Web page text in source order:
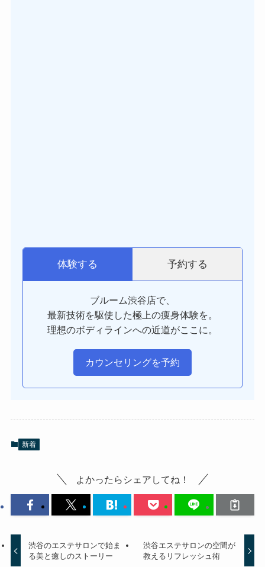
体験する 予約する
ブルーム渋谷店で、
最新技術を駆使した極上の痩身体験を。
理想のボディラインへの近道がここに。
カウンセリングを予約
新着
よかったらシェアしてね！
渋谷のエステサロンで始ま
る美と癒しのストーリー
渋谷エステサロンの空間が
教えるリフレッシュ術